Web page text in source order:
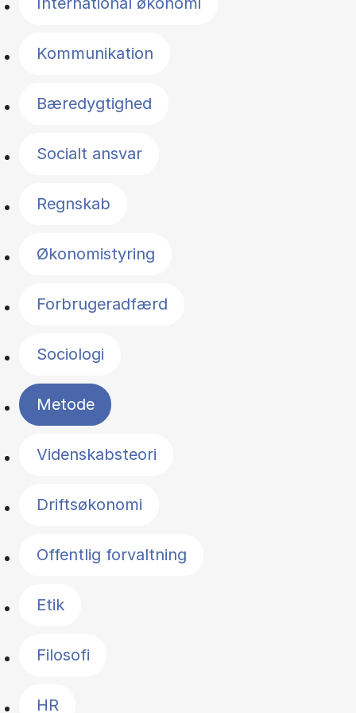
Kommunikation
Bæredygtighed
Socialt ansvar
Regnskab
Økonomistyring
Forbrugeradfærd
Sociologi
Metode
Videnskabsteori
Driftsøkonomi
Offentlig forvaltning
Etik
Filosofi
HR